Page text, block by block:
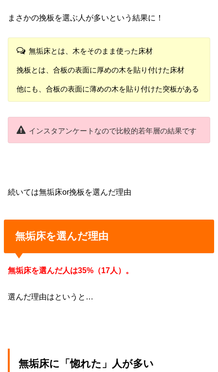
まさかの挽板を選ぶ人が多いという結果に！
無垢床とは、木をそのまま使った床材
挽板とは、合板の表面に厚めの木を貼り付けた床材
他にも、合板の表面に薄めの木を貼り付けた突板がある
インスタアンケートなので比較的若年層の結果です
続いては無垢床or挽板を選んだ理由
無垢床を選んだ理由
無垢床を選んだ人は35%（17人）。
選んだ理由はというと…
無垢床に「惚れた」人が多い